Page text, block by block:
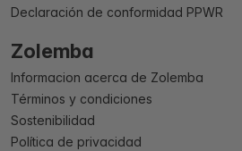
Declaración de conformidad PPWR
Zolemba
Informacion acerca de Zolemba
Términos y condiciones
Sostenibilidad
Política de privacidad